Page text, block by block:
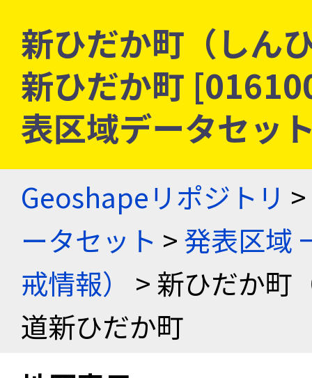
新ひだか町（しん
新ひだか町
表区域データセッ
Geoshapeリポジトリ >
ータセット >発表区域
戒情報）
> 新ひだか町
道新ひだか町